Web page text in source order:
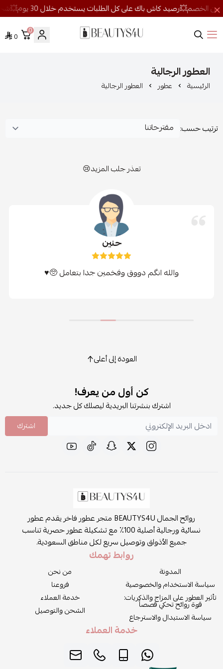
روائح الجمال
0
0
العطور الرجالية
الرئيسية عطور العطور الرجالية
ترتيب حسب:
تعذر جلب المزيد😢
حنين
والله انگم دووق وفخمين جدا بتعامل 🥺♥
العودة إلى أعلى
كن أول من يعرف!
اشترك بنشرتنا البريدية ليصلك كل جديد.
اشترك
روائح الجمال BEAUTYS4U متجر عطور فاخر يقدم عطور
نسائية ورجالية أصلية 100٪ مع تشكيلة عطور حصرية تناسب
جميع الأذواق وتوصيل سريع لكل مناطق السعودية.
روابط تهمك
المدونة
سياسة الاستخدام والخصوصية
تأثير العطور على المزاج والذكريات:
قوة روائح تحكي قصصاً
سياسة الاستبدال والاسترجاع
من نحن
فروعنا
خدمة العملاء
الشحن والتوصيل
خدمة العملاء